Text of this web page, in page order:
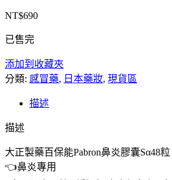
NT$690
已售完
添加到收藏夾
分類: 感冒藥, 日本藥妝, 現貨區
描述
描述
大正製藥百保能Pabron鼻炎膠囊Sα48粒
👈鼻炎專用